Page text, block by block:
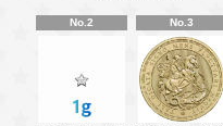
No.2 No.3